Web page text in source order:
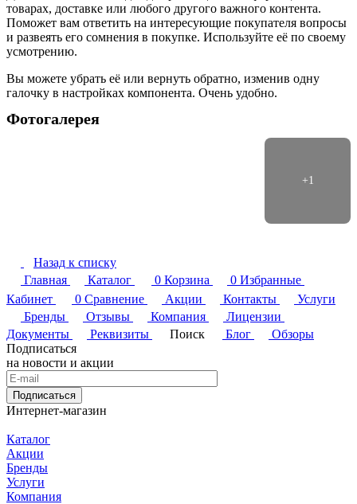
товарах, доставке или любого другого важного контента.
Поможет вам ответить на интересующие покупателя вопросы
и развеять его сомнения в покупке. Используйте её по своему
усмотрению.
Вы можете убрать её или вернуть обратно, изменив одну
галочку в настройках компонента. Очень удобно.
Фотогалерея
Назад к списку
Главная
Каталог 0 Корзина 0 Избранные
Кабинет
0 Сравнение Акции Контакты
Услуги
Бренды
Отзывы Компания
Лицензии
Документы
Реквизиты Поиск Блог
Обзоры
Подписаться
на новости и акции
Подписаться
Интернет-магазин
Каталог
Акции
Бренды
Услуги
Компания